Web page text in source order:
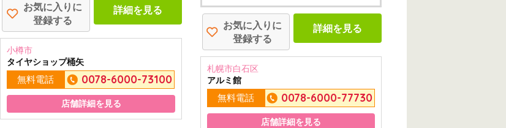
お気に入りに
登録する
詳細を見る
小樽市
タイヤショップ桶矢
無料電話 0078-6000-73100
店舗詳細を見る
お気に入りに
登録する
詳細を見る
札幌市白石区
アルミ館
無料電話 0078-6000-77730
店舗詳細を見る